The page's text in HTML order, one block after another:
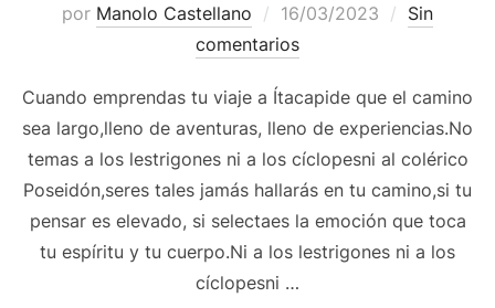
por Manolo Castellano
Publicado
el
16/03/2023
Sin
comentarios
Cuando emprendas tu viaje a Ítacapide que el camino
sea largo,lleno de aventuras, lleno de experiencias.No
temas a los lestrigones ni a los cíclopesni al colérico
Poseidón,seres tales jamás hallarás en tu camino,si tu
pensar es elevado, si selectaes la emoción que toca
tu espíritu y tu cuerpo.Ni a los lestrigones ni a los
cíclopesni …